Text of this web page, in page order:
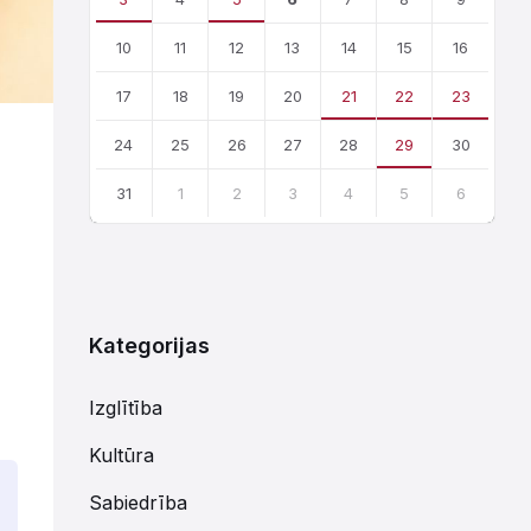
10 11 12 13 14 15 16
17 18 19 20 21 22 23
24 25 26 27 28 29 30
31 1 2 3 4 5 6
Kategorijas
Izglītība
Kultūra
Sabiedrība